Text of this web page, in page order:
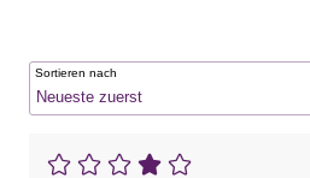
Sortieren nach